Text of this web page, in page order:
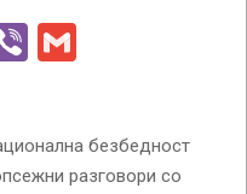
Viber
безбедност
разговори со